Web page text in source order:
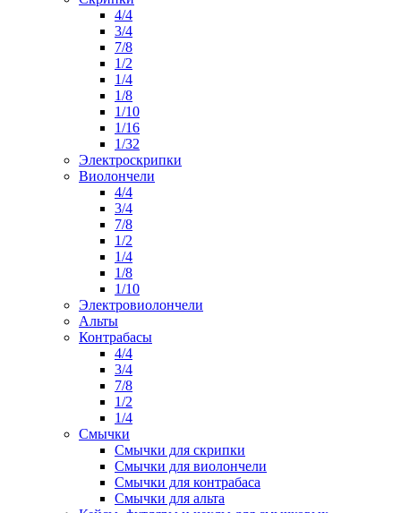
4/4
3/4
7/8
1/2
1/4
1/8
1/10
1/16
1/32
Электроскрипки
Виолончели
4/4
3/4
7/8
1/2
1/4
1/8
1/10
Электровиолончели
Альты
Контрабасы
4/4
3/4
7/8
1/2
1/4
Смычки
Смычки для скрипки
Смычки для виолончели
Смычки для контрабаса
Смычки для альта